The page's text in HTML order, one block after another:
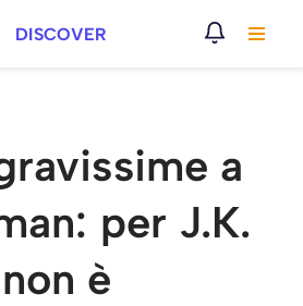
DISCOVER
a
per J.K.
è